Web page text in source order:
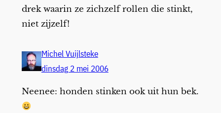
drek waarin ze zichzelf rollen die stinkt,
niet zijzelf!
Michel Vuijlsteke
dinsdag 2 mei 2006
Neenee: honden stinken ook uit hun bek.